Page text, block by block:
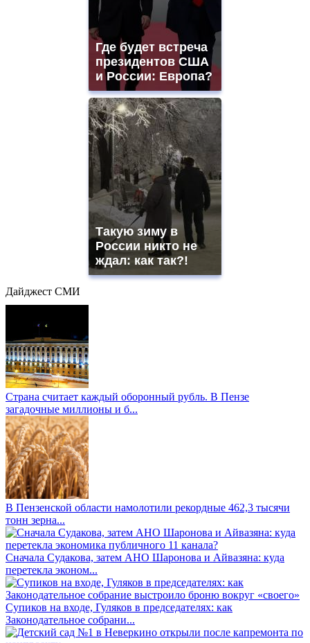
Где будет встреча
президентов США
и России: Европа?
Такую зиму в
России никто не
ждал: как так?!
Дайджест СМИ
Страна считает каждый оборонный рубль. В Пензе
загадочные миллионы и б...
В Пензенской области намолотили рекордные 462,3 тысячи
тонн зерна...
Сначала Судакова, затем АНО Шаронова и Айвазяна: куда
перетекла эконом...
Супиков на входе, Гуляков в председателях: как
Законодательное собрани...